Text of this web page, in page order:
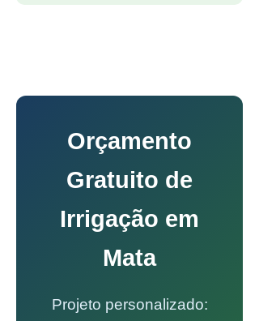
Orçamento
Gratuito de
Irrigação em
Mata
Projeto personalizado: